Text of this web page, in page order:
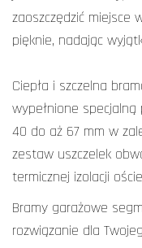
zaoszczędzić miejsce
pięknie, nadając
Ciepła i szczelna
wypełnione
40 do aż 67 mm w
zestaw uszczelek
termicznej izolacji
Bramy garażowe
rozwiązanie dla